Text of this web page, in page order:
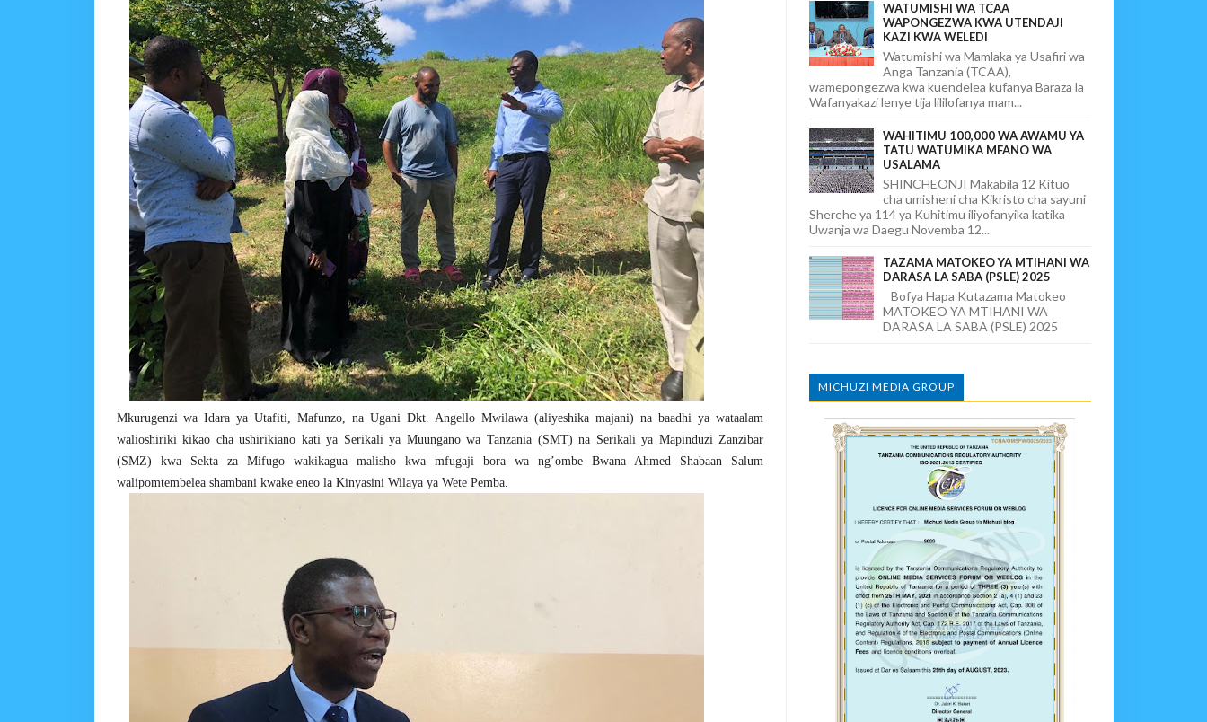
Mkurugenzi wa Idara ya Utafiti, Mafunzo, na Ugani Dkt. Angello Mwilawa (aliyeshika majani) na baadhi ya wataalam
walioshiriki kikao cha ushirikiano kati ya Serikali ya Muungano wa Tanzania (SMT) na Serikali ya Mapinduzi Zanzibar
(SMZ) kwa Sekta za Mifugo wakikagua malisho kwa mfugaji bora wa ng’ombe Bwana Ahmed Shabaan Salum
walipomtembelea shambani kwake eneo la Kinyasini Wilaya ya Wete Pemba.
WATUMISHI WA TCAA
WAPONGEZWA KWA UTENDAJI
KAZI KWA WELEDI
Watumishi wa Mamlaka ya Usafiri wa
Anga Tanzania (TCAA),
wamepongezwa kwa kuendelea kufanya Baraza la
Wafanyakazi lenye tija lililofanya mam...
WAHITIMU 100,000 WA AWAMU YA
TATU WATUMIKA MFANO WA
USALAMA
SHINCHEONJI Makabila 12 Kituo
cha umisheni cha Kikristo cha sayuni
Sherehe ya 114 ya Kuhitimu iliyofanyika katika
Uwanja wa Daegu Novemba 12...
TAZAMA MATOKEO YA MTIHANI WA
DARASA LA SABA (PSLE) 2025
Bofya Hapa Kutazama Matokeo
MATOKEO YA MTIHANI WA
DARASA LA SABA (PSLE) 2025
MICHUZI MEDIA GROUP